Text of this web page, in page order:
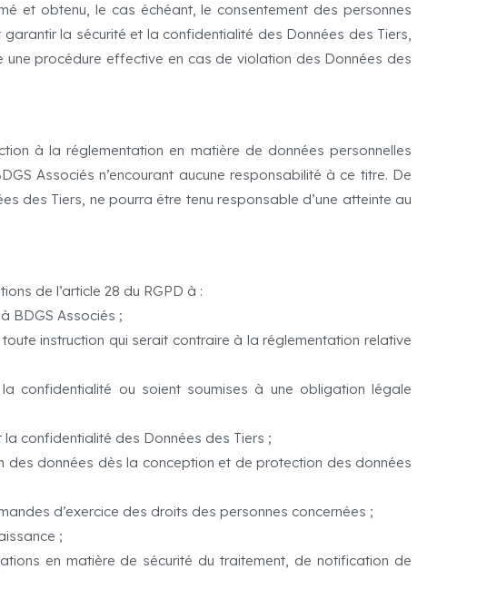
et obtenu, le cas échéant, le consentement des personnes
la sécurité et la confidentialité des Données des Tiers,
procédure effective en cas de violation des Données des
à la réglementation en matière de données personnelles
Associés n’encourant aucune responsabilité à ce titre. De
des Tiers, ne pourra être tenu responsable d’une atteinte au
de l’article 28 du RGPD à :
BDGS Associés ;
instruction qui serait contraire à la réglementation relative
confidentialité ou soient soumises à une obligation légale
confidentialité des Données des Tiers ;
des données dès la conception et de protection des données
d’exercice des droits des personnes concernées ;
;
en matière de sécurité du traitement, de notification de